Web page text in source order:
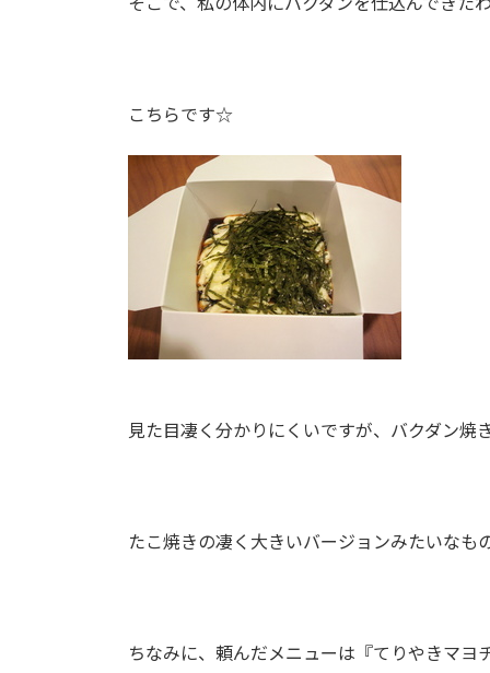
こちらです☆
見た目凄く分かりにくいですが、バクダン焼
たこ焼きの凄く大きいバージョンみたいなもの
ちなみに、頼んだメニューは『てりやきマヨ